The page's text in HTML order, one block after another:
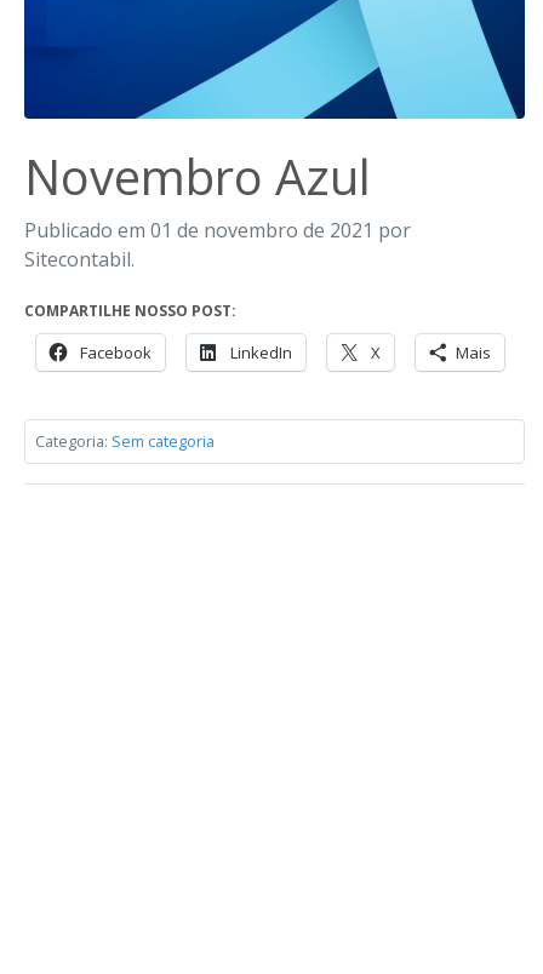
Novembro Azul
Publicado em 01 de novembro de 2021 por
Sitecontabil.
COMPARTILHE NOSSO POST:
Facebook LinkedIn X Mais
Categoria: Sem categoria